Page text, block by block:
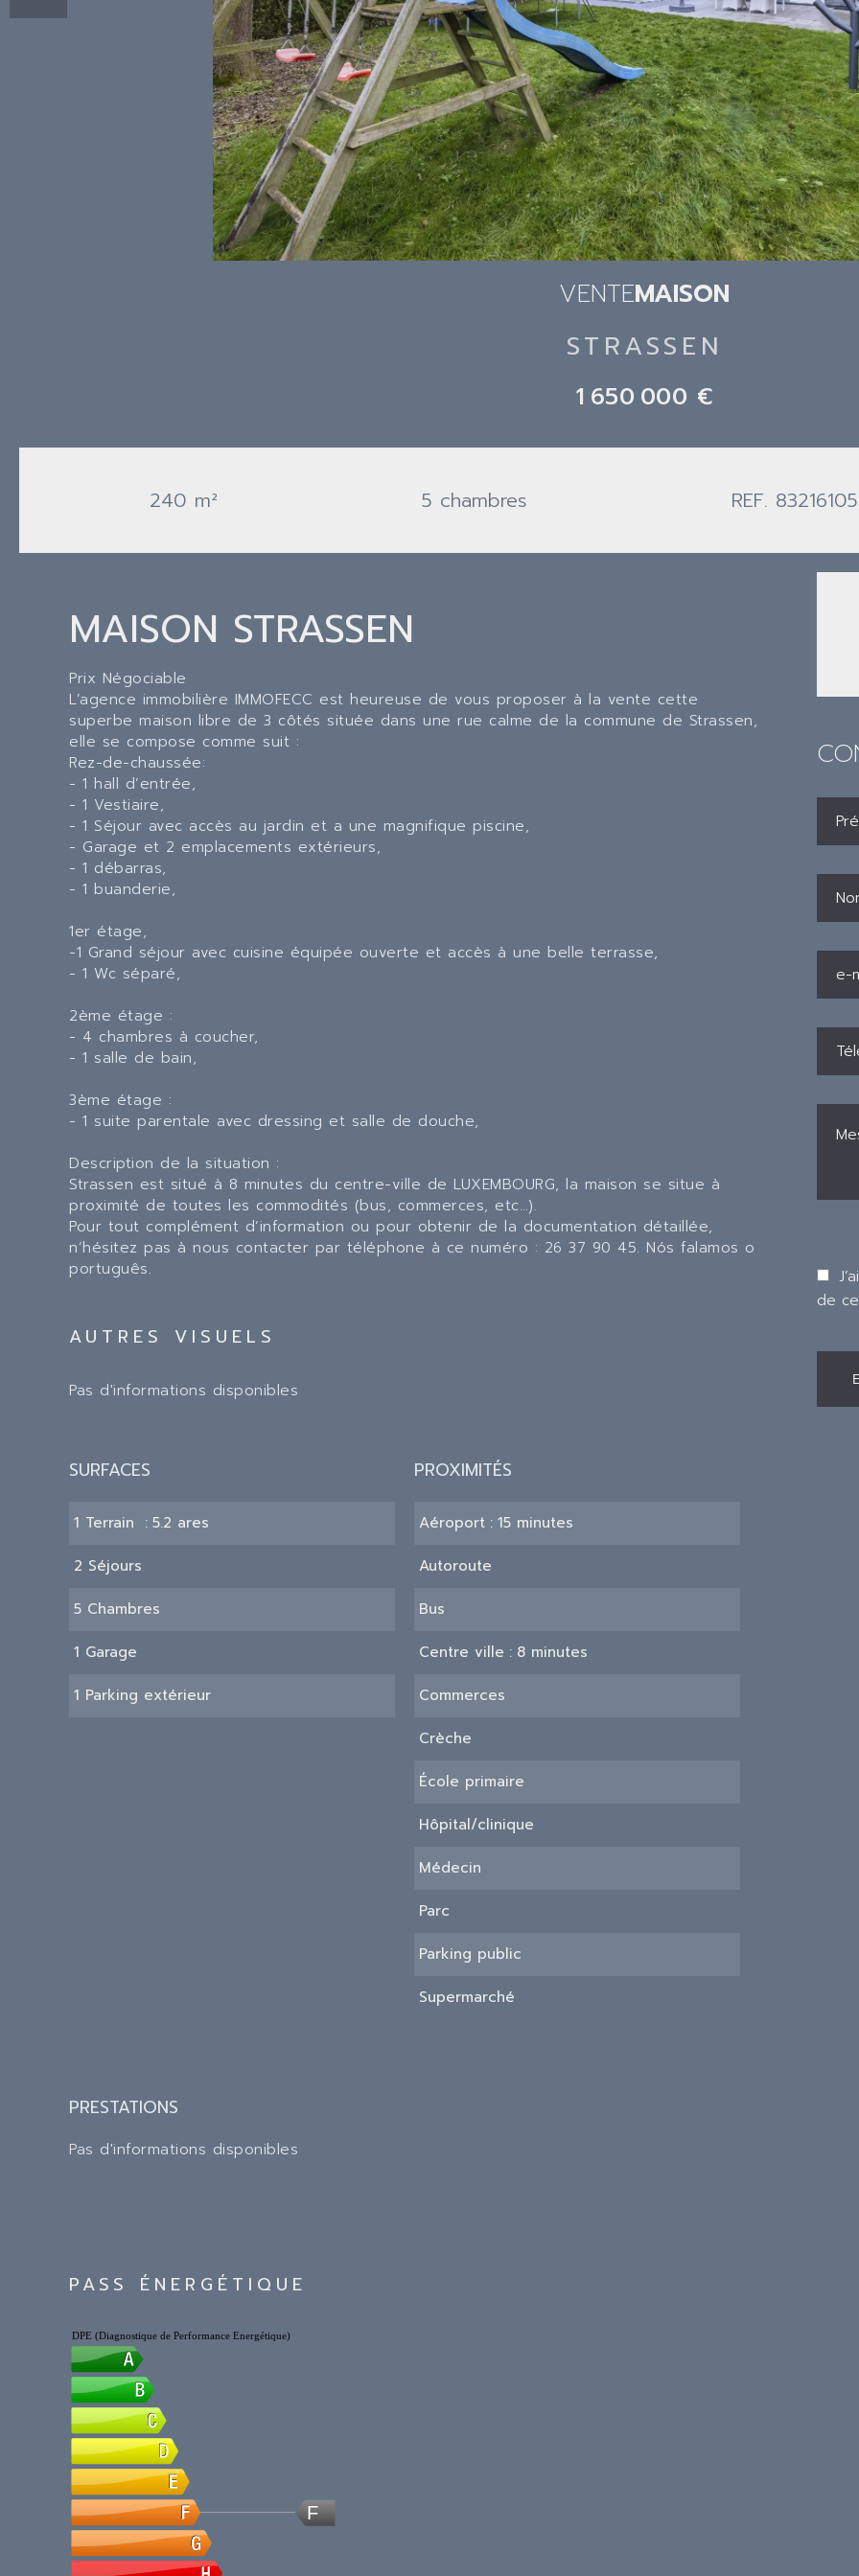
VENTEMAISON
STRASSEN
1 650 000 €
240 m² 5 chambres REF. 83216105
MAISON STRASSEN
Prix Négociable
L’agence immobilière IMMOFECC est heureuse de vous proposer à la vente cette
superbe maison libre de 3 côtés située dans une rue calme de la commune de Strassen,
elle se compose comme suit :
Rez-de-chaussée:
- 1 hall d’entrée,
- 1 Vestiaire,
- 1 Séjour avec accès au jardin et a une magnifique piscine,
- Garage et 2 emplacements extérieurs,
- 1 débarras,
- 1 buanderie,
1er étage,
-1 Grand séjour avec cuisine équipée ouverte et accès à une belle terrasse,
- 1 Wc séparé,
2ème étage :
- 4 chambres à coucher,
- 1 salle de bain,
3ème étage :
- 1 suite parentale avec dressing et salle de douche,
Description de la situation :
Strassen est situé à 8 minutes du centre-ville de LUXEMBOURG, la maison se situe à
proximité de toutes les commodités (bus, commerces, etc…).
Pour tout complément d‘information ou pour obtenir de la documentation détaillée,
n’hésitez pas à nous contacter par téléphone à ce numéro : 26 37 90 45. Nós falamos o
português.
AUTRES VISUELS
Pas d'informations disponibles
SURFACES
1 Terrain 5.2 ares
2 Séjours
5 Chambres
1 Garage
1 Parking extérieur
PROXIMITÉS
Aéroport 15 minutes
Autoroute
Bus
Centre ville 8 minutes
Commerces
Crèche
École primaire
Hôpital/clinique
Médecin
Parc
Parking public
Supermarché
PRESTATIONS
Pas d'informations disponibles
PASS ÉNERGÉTIQUE
F
DPE (Diagnostique de Performance Energétique)
de